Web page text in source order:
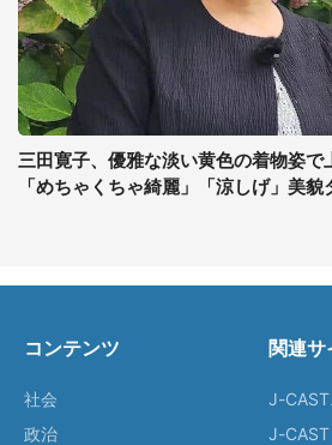
三田寛子、優雅な淡い黄色の着物姿で
「めちゃくちゃ綺麗」「涼しげ」美貌
コンテンツ
社会
政治
関連サ
J-CAST
J-CAST